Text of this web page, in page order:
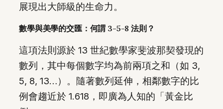
展現出大師級的生命力。
數學與美學的交匯：何謂 3-5-8 法則？
這項法則源於 13 世紀數學家斐波那契發現的
數列，其中每個數字均為前兩項之和（如 3,
5, 8, 13…）。隨著數列延伸，相鄰數字的比
例會趨近於 1.618，即廣為人知的「黃金比